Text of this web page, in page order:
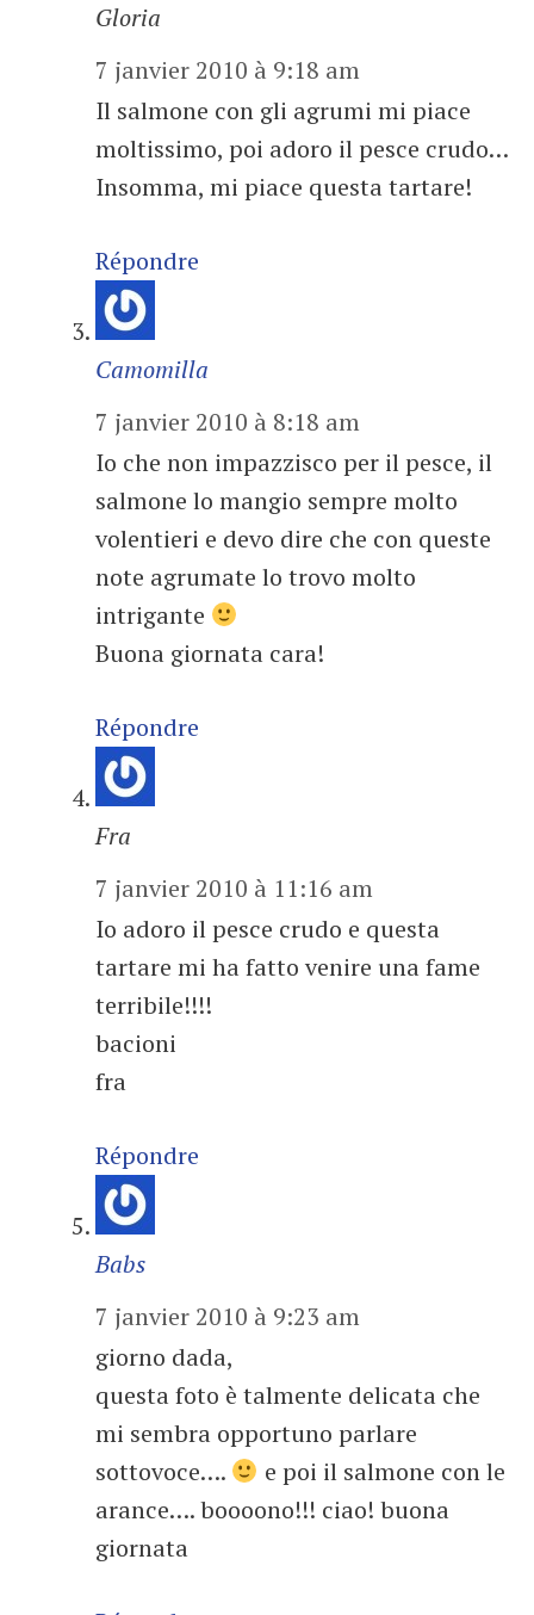
Gloria
7 janvier 2010 à 9:18 am
Il salmone con gli agrumi mi piace
moltissimo, poi adoro il pesce crudo…
Insomma, mi piace questa tartare!
Répondre
Camomilla
7 janvier 2010 à 8:18 am
Io che non impazzisco per il pesce, il
salmone lo mangio sempre molto
volentieri e devo dire che con queste
note agrumate lo trovo molto
intrigante
Buona giornata cara!
Répondre
Fra
7 janvier 2010 à 11:16 am
Io adoro il pesce crudo e questa
tartare mi ha fatto venire una fame
terribile!!!!
bacioni
fra
Répondre
Babs
7 janvier 2010 à 9:23 am
giorno dada,
questa foto è talmente delicata che
mi sembra opportuno parlare
sottovoce….
e poi il salmone con le
arance…. boooono!!! ciao! buona
giornata